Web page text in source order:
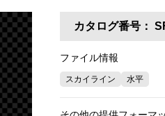
カタログ番号：
ファイル情報
スカイライン 水平